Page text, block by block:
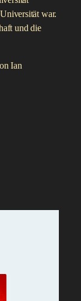
war.
und die
Ian